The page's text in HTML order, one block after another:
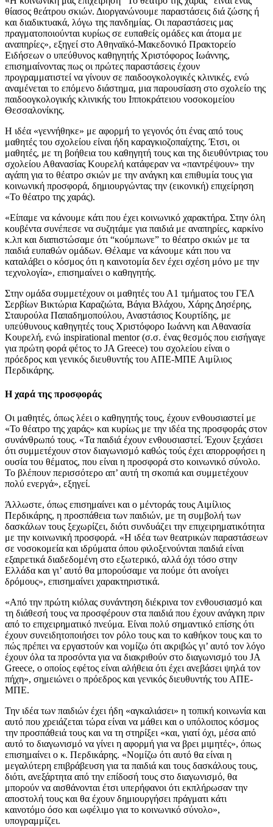
θίασος θεάτρου σκιών. Διοργανώνουμε παραστάσεις διά ζώσης ή
και διαδικτυακά, λόγω της πανδημίας. Οι παραστάσεις μας
πραγματοποιούνται κυρίως σε ευπαθείς ομάδες και άτομα με
αναπηρίες», εξηγεί στο Αθηναϊκό-Μακεδονικό Πρακτορείο
Ειδήσεων ο υπεύθυνος καθηγητής Χριστόφορος Ιωάννης,
επισημαίνοντας πως οι πρώτες παραστάσεις έχουν
προγραμματιστεί να γίνουν σε παιδοογκολογικές κλινικές, ενώ
αναμένεται το επόμενο διάστημα, μια παρουσίαση στο σχολείο της
παιδοογκολογικής κλινικής του Ιπποκράτειου νοσοκομείου
Θεσσαλονίκης.
Η ιδέα «γεννήθηκε» με αφορμή το γεγονός ότι ένας από τους
μαθητές του σχολείου είναι ήδη καραγκιοζοπαίχτης. Έτσι, οι
μαθητές, με τη βοήθεια του καθηγητή τους και της διευθύντριας του
σχολείου Αθανασίας Κουρελή κατάφεραν να «παντρέψουν» την
αγάπη για το θέατρο σκιών με την ανάγκη και επιθυμία τους για
κοινωνική προσφορά, δημιουργώντας την (εικονική) επιχείρηση
«Το θέατρο της χαράς).
«Είπαμε να κάνουμε κάτι που έχει κοινωνικό χαρακτήρα. Στην όλη
κουβέντα συνέπεσε να συζητάμε για παιδιά με αναπηρίες, καρκίνο
κ.λπ και διαπιστώσαμε ότι “κούμπωνε” το θέατρο σκιών με τα
παιδιά ευπαθών ομάδων. Θέλαμε να κάνουμε κάτι που να
καταλάβει ο κόσμος ότι η καινοτομία δεν έχει σχέση μόνο με την
τεχνολογία», επισημαίνει ο καθηγητής.
Στην ομάδα συμμετέχουν οι μαθητές του Α1 τμήματος του ΓΕΛ
Σερβίων Βικτώρια Καραζιώτα, Βάγια Βλάχου, Χάρης Δησέρης,
Σταυρούλα Παπαδημοπούλου, Αναστάσιος Κουρτίδης, με
υπεύθυνους καθηγητές τους Χριστόφορο Ιωάννη και Αθανασία
Κουρελή, ενώ inspirational mentor (σ.σ. ένας θεσμός που εισήγαγε
για πρώτη φορά φέτος το JA Greece) του σχολείου είναι ο
πρόεδρος και γενικός διευθυντής του ΑΠΕ-ΜΠΕ Αιμίλιος
Περδικάρης.
Η χαρά της προσφοράς
Οι μαθητές, όπως λέει ο καθηγητής τους, έχουν ενθουσιαστεί με
«Το θέατρο της χαράς» και κυρίως με την ιδέα της προσφοράς στον
συνάνθρωπό τους. «Τα παιδιά έχουν ενθουσιαστεί. Έχουν ξεχάσει
ότι συμμετέχουν στον διαγωνισμό καθώς τούς έχει απορροφήσει η
ουσία του θέματος, που είναι η προσφορά στο κοινωνικό σύνολο.
Το βλέπουν περισσότερο απ’ αυτή τη σκοπιά και συμμετέχουν
πολύ ενεργά», εξηγεί.
Άλλωστε, όπως επισημαίνει και ο μέντοράς τους Αιμίλιος
Περδικάρης, η προσπάθεια των παιδιών, με τη συμβολή των
δασκάλων τους ξεχωρίζει, διότι συνδυάζει την επιχειρηματικότητα
με την κοινωνική προσφορά. «Η ιδέα των θεατρικών παραστάσεων
σε νοσοκομεία και ιδρύματα όπου φιλοξενούνται παιδιά είναι
εξαιρετικά διαδεδομένη στο εξωτερικό, αλλά όχι τόσο στην
Ελλάδα και γι’ αυτό θα μπορούσαμε να πούμε ότι ανοίγει
δρόμους», επισημαίνει χαρακτηριστικά.
«Από την πρώτη κιόλας συνάντηση διέκρινα τον ενθουσιασμό και
τη διάθεσή τους να προσφέρουν στα παιδιά που έχουν ανάγκη πριν
από το επιχειρηματικό πνεύμα. Είναι πολύ σημαντικό επίσης ότι
έχουν συνειδητοποιήσει τον ρόλο τους και το καθήκον τους και το
πώς πρέπει να εργαστούν και νομίζω ότι ακριβώς γι’ αυτό τον λόγο
έχουν όλα τα προσόντα για να διακριθούν στο διαγωνισμό του JA
Greece, ο οποίος εφέτος είναι αλήθεια ότι έχει ανεβάσει ψηλά τον
πήχη», σημειώνει ο πρόεδρος και γενικός διευθυντής του ΑΠΕ-
ΜΠΕ.
Την ιδέα των παιδιών έχει ήδη «αγκαλιάσει» η τοπική κοινωνία και
αυτό που χρειάζεται τώρα είναι να μάθει και ο υπόλοιπος κόσμος
την προσπάθειά τους και να τη στηρίξει «και, γιατί όχι, μέσα από
αυτό το διαγωνισμό να γίνει η αφορμή για να βρει μιμητές», όπως
επισημαίνει ο κ. Περδικάρης. «Νομίζω ότι αυτό θα είναι η
μεγαλύτερη επιβράβευση για τα παιδιά και τους δασκάλους τους,
διότι, ανεξάρτητα από την επίδοσή τους στο διαγωνισμό, θα
μπορούν να αισθάνονται έτσι υπερήφανοι ότι εκπλήρωσαν την
αποστολή τους και θα έχουν δημιουργήσει πράγματι κάτι
καινοτόμο όσο και ωφέλιμο για το κοινωνικό σύνολο»,
υπογραμμίζει.